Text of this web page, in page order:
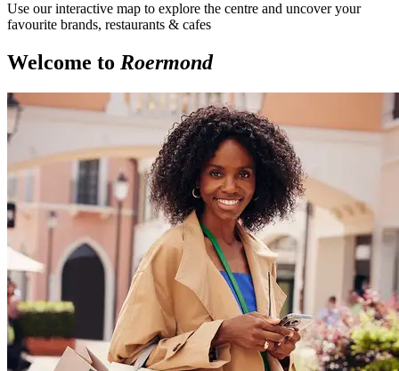
Use our interactive map to explore the centre and uncover your
favourite brands, restaurants & cafes
Welcome to Roermond